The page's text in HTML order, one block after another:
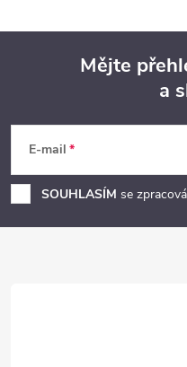
a
í
p
p
a
Mějte
a
E-mail
SOUHLASÍM se